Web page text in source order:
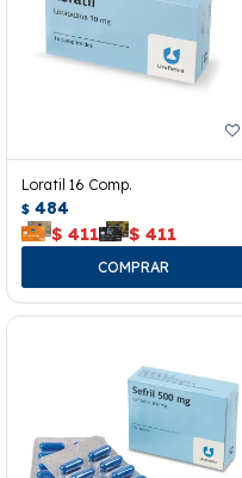
Loratil 16 Comp.
$ 484
$ 411 $ 411